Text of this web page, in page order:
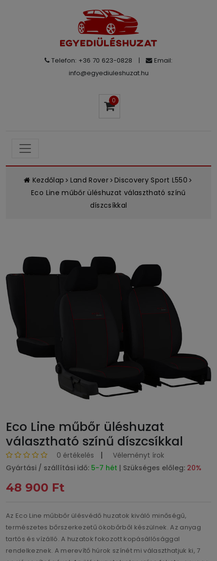
Telefon: +36 70 623-0828 |
Email:
info@egyediuleshuzat.hu
0
Kezdőlap Land Rover Discovery Sport L550
Eco Line műbőr üléshuzat választható színű
díszcsíkkal
Eco Line műbőr üléshuzat
választható színű díszcsíkkal
0 értékelés
Véleményt írok
Gyártási / szállítási idő: 5-7 hét | Szükséges előleg: 20%
48 900 Ft
Az Eco Line műbbőr ülésvédő huzatok kiváló minőségű,
természetes bőrszerkezetű ökobőrből készülnek. Az anyag
tartós és vízálló. A huzatok fokozott kopásállósággal
rendelkeznek. A merevítő húrok színét mi választhatjuk ki, 7